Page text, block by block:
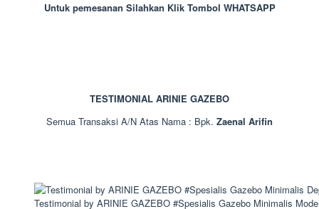
Untuk pemesanan Silahkan Klik Tombol WHATSAPP
TESTIMONIAL ARINIE GAZEBO
Semua Transaksi A/N Atas Nama : Bpk. Zaenal Arifin
Testimonial by ARINIE GAZEBO #Spesialis Gazebo Minimalis